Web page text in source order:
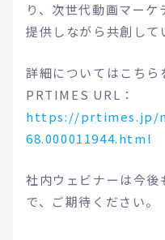
り、次世代動画マー
提供しながら共創して
詳細についてはこちら
PRTIMES URL：
https://prtimes.jp/
68.000011944.html
社内ウェビナーは今後
で、ご期待ください。